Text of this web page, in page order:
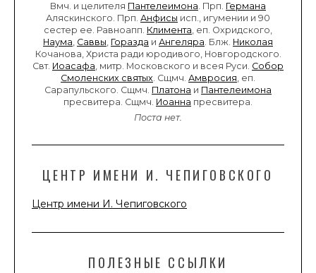
Вмч. и целителя Пантелеимона. Прп. Германа
Аляскинского. Прп. Анфисы исп., игумении и 90
сестер ее. Равноапп. Климента, еп. Охридского,
Наума, Саввы, Горазда и Ангеляра. Блж. Николая
Кочанова, Христа ради юродивого, Новгородского.
Свт. Иоасафа, митр. Московского и всея Руси. Собор
Смоленских святых. Сщмч. Амвросия, еп.
Сарапульского. Сщмч. Платона и Пантелеимона
пресвитера. Сщмч. Иоанна пресвитера.
Поста нет.
ЦЕНТР ИМЕНИ И. ЧЕПИГОВСКОГО
Центр имени И. Чепиговского
ПОЛЕЗНЫЕ ССЫЛКИ